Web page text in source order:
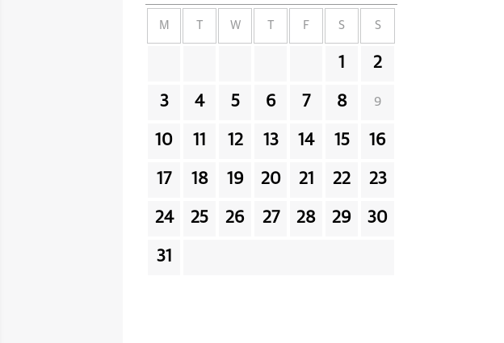
M W F S S
1 2
3 4 5 6 7 8 9
10 11 12 13 14 15 16
17 18 19 20 21 22 23
24 25 26 27 28 29 30
31